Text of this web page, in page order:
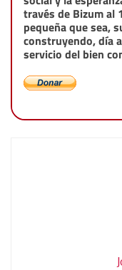
través de Bizum al
pequeña que sea,
construyendo, día
servicio del bien